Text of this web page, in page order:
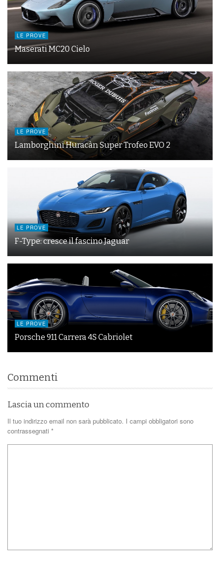
LE PROVE
Maserati MC20 Cielo
LE PROVE
Lamborghini Huracàn Super Trofeo EVO 2
LE PROVE
F-Type: cresce il fascino Jaguar
LE PROVE
Porsche 911 Carrera 4S Cabriolet
Commenti
Lascia un commento
Il tuo indirizzo email non sarà pubblicato. I campi obbligatori sono
contrassegnati *